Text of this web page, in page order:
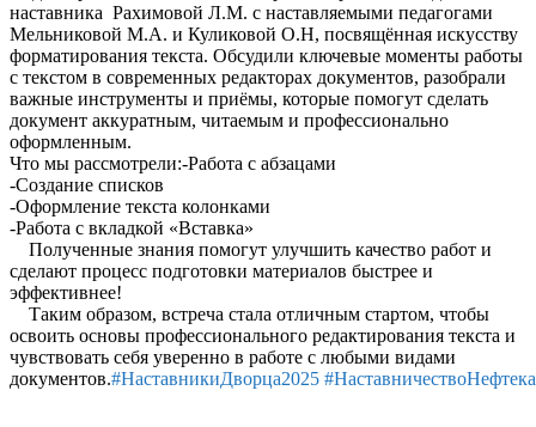
наставника Рахимовой Л.М. с наставляемыми педагогами
Мельниковой М.А. и Куликовой О.Н, посвящённая искусству
форматирования текста. Обсудили ключевые моменты работы
с текстом в современных редакторах документов, разобрали
важные инструменты и приёмы, которые помогут сделать
документ аккуратным, читаемым и профессионально
оформленным.
Что мы рассмотрели:-Работа с абзацами
-Создание списков
-Оформление текста колонками
-Работа с вкладкой «Вставка»
Полученные знания помогут улучшить качество работ и
сделают процесс подготовки материалов быстрее и
эффективнее!
Таким образом, встреча стала отличным стартом, чтобы
освоить основы профессионального редактирования текста и
чувствовать себя уверенно в работе с любыми видами
документов.#НаставникиДворца2025